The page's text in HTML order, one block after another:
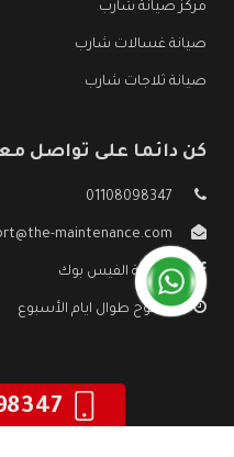
مركز صيانة شارب
صيانة غسالات شارب
صيانة ثلاجات شارب
كن دائما على تواصل
01108098347
maintenance.com
صفحة الفيس بوك
مفتوح طوال ايام الأسبوع